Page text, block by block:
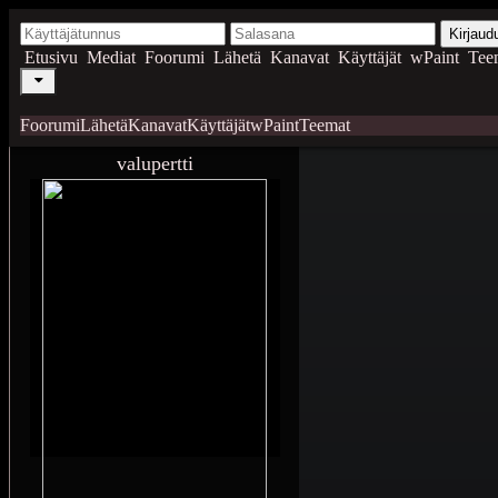
Etusivu Mediat Foorumi Lähetä Kanavat Käyttäjät wPaint
FoorumiLähetäKanavatKäyttäjätwPaintTeemat
valupertti